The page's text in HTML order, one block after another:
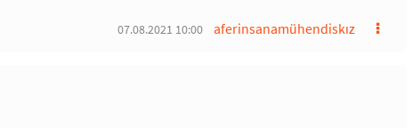
aferinsanamühendiskız
07.08.2021 10:00